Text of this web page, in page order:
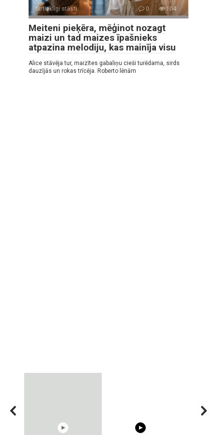
Smieklīgi stāsti 0 104
Meiteni pieķēra, mēģinot nozagt
maizi un tad maizes īpašnieks
atpazina melodiju, kas mainīja visu
Alice stāvēja tur, maizītes gabaliņu cieši turēdama, sirds
dauzījās un rokas trīcēja. Roberto lēnām